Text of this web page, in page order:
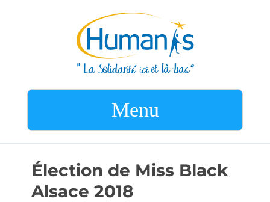
Menu
Élection de Miss Black
Alsace 2018